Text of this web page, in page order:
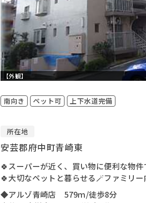
【外観】
南向き ペット可 上下水道完備
所在地
安芸郡府中町青崎東
🍀スーパーが近く、買い物に便利な物
🍀大切なペットと暮らせる🪄ファミリ
◆アルゾ青崎店 579ｍ/徒歩8分